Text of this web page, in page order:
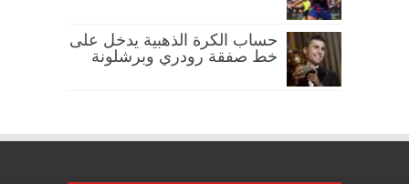
حساب الكرة الذهبية يدخل على
خط صفقة رودري وبرشلونة